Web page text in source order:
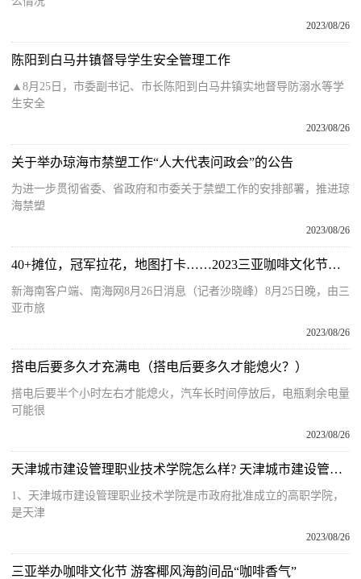
2023/08/26
陈阳到白马井镇督导学生安全管理工作
▲8月25日，市委副书记、市长陈阳到白马井镇实地督导防溺水等学
生安全
2023/08/26
关于举办琼海市禁塑工作“人大代表问政会”的公告
为进一步贯彻省委、省政府和市委关于禁塑工作的安排部署，推进琼
海禁塑
2023/08/26
40+摊位，冠军拉花，地图打卡……2023三亚咖啡文化节带你玩转3天
新海南客户端、南海网8月26日消息（记者沙晓峰）8月25日晚，由三
亚市旅
2023/08/26
搭电后要多久才充满电（搭电后要多久才能熄火？）
搭电后要半个小时左右才能熄火，汽车长时间停放后，电瓶剩余电量
可能很
2023/08/26
天津城市建设管理职业技术学院怎么样? 天津城市建设管理职业技术学院怎么样
1、天津城市建设管理职业技术学院是市政府批准成立的高职学院，
是天津
2023/08/26
三亚举办咖啡文化节 游客椰风海韵间品“咖啡香气”